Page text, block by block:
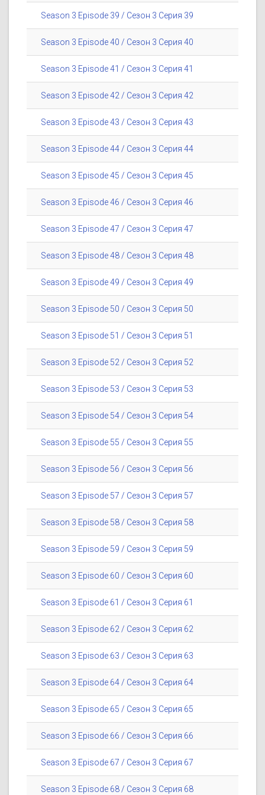
Season 3 Episode 39 / Сезон 3 Серия 39
Season 3 Episode 40 / Сезон 3 Серия 40
Season 3 Episode 41 / Сезон 3 Серия 41
Season 3 Episode 42 / Сезон 3 Серия 42
Season 3 Episode 43 / Сезон 3 Серия 43
Season 3 Episode 44 / Сезон 3 Серия 44
Season 3 Episode 45 / Сезон 3 Серия 45
Season 3 Episode 46 / Сезон 3 Серия 46
Season 3 Episode 47 / Сезон 3 Серия 47
Season 3 Episode 48 / Сезон 3 Серия 48
Season 3 Episode 49 / Сезон 3 Серия 49
Season 3 Episode 50 / Сезон 3 Серия 50
Season 3 Episode 51 / Сезон 3 Серия 51
Season 3 Episode 52 / Сезон 3 Серия 52
Season 3 Episode 53 / Сезон 3 Серия 53
Season 3 Episode 54 / Сезон 3 Серия 54
Season 3 Episode 55 / Сезон 3 Серия 55
Season 3 Episode 56 / Сезон 3 Серия 56
Season 3 Episode 57 / Сезон 3 Серия 57
Season 3 Episode 58 / Сезон 3 Серия 58
Season 3 Episode 59 / Сезон 3 Серия 59
Season 3 Episode 60 / Сезон 3 Серия 60
Season 3 Episode 61 / Сезон 3 Серия 61
Season 3 Episode 62 / Сезон 3 Серия 62
Season 3 Episode 63 / Сезон 3 Серия 63
Season 3 Episode 64 / Сезон 3 Серия 64
Season 3 Episode 65 / Сезон 3 Серия 65
Season 3 Episode 66 / Сезон 3 Серия 66
Season 3 Episode 67 / Сезон 3 Серия 67
Season 3 Episode 68 / Сезон 3 Серия 68